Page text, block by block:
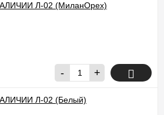
Л-02 (МиланОрех)
- +
Л-02 (Белый)